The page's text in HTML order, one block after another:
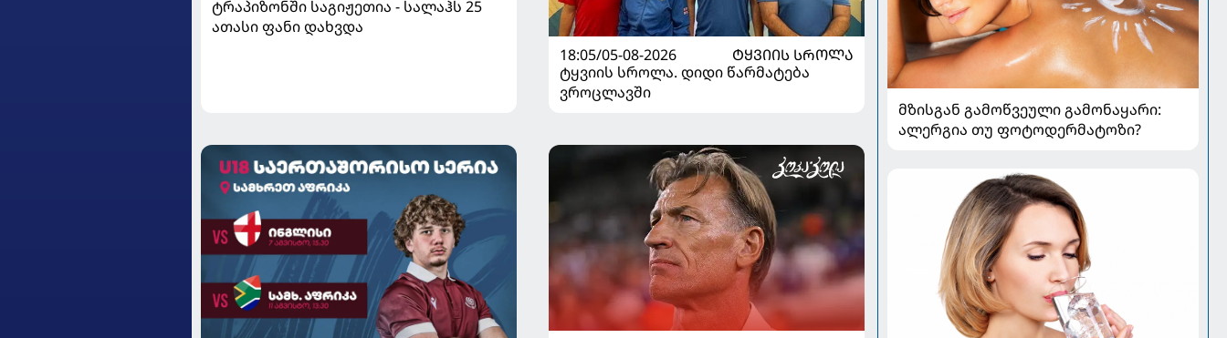
ტრაპიზონში საგიჟეთია - სალაჰს 25
ათასი ფანი დახვდა
18:05/05-08-2026
ᲢᲧᲕᲘᲘᲡ ᲡᲠᲝᲚᲐ
ტყვიის სროლა. დიდი წარმატება
ვროცლავში
მზისგან გამოწვეული გამონაყარი:
ალერგია თუ ფოტოდერმატოზი?